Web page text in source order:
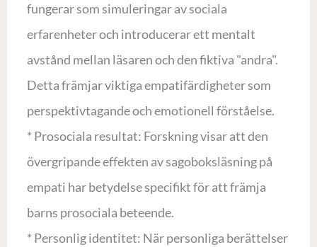
fungerar som simuleringar av sociala
erfarenheter och introducerar ett mentalt
avstånd mellan läsaren och den fiktiva "andra".
Detta främjar viktiga empatifärdigheter som
perspektivtagande och emotionell förståelse.
* Prosociala resultat: Forskning visar att den
övergripande effekten av sagoboksläsning på
empati har betydelse specifikt för att främja
barns prosociala beteende.
* Personlig identitet: När personliga berättelser